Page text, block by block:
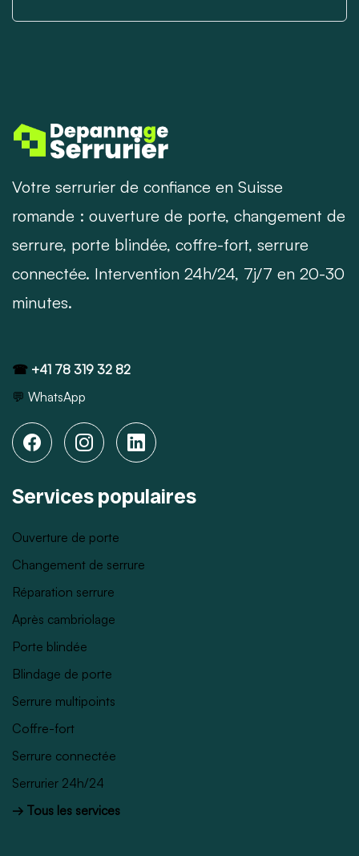
Votre serrurier de confiance en Suisse
romande : ouverture de porte, changement de
serrure, porte blindée, coffre-fort, serrure
connectée. Intervention 24h/24, 7j/7 en 20-30
minutes.
☎ +41 78 319 32 82
💬 WhatsApp
Services populaires
Ouverture de porte
Changement de serrure
Réparation serrure
Après cambriolage
Porte blindée
Blindage de porte
Serrure multipoints
Coffre-fort
Serrure connectée
Serrurier 24h/24
→ Tous les services